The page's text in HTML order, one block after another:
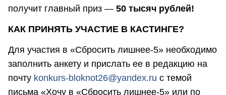
получит главный приз — 50 тысяч рублей!
КАК ПРИНЯТЬ УЧАСТИЕ В КАСТИНГЕ?
Для участия в «Сбросить лишнее-5» необходимо
заполнить анкету и прислать ее в редакцию на
почту konkurs-bloknot26@yandex.ru с темой
письма «Хочу в «Сбросить лишнее-5» или по